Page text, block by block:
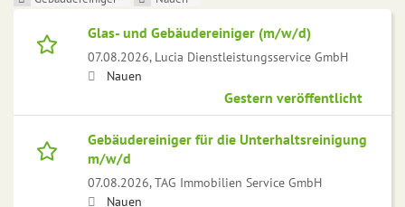
Glas- und Gebäudereiniger (m/w/d)
07.08.2026, Lucia Dienstleistungsservice GmbH
Nauen
Gestern veröffentlicht
Gebäudereiniger für die Unterhaltsreinigung
m/w/d
07.08.2026,TAG Immobilien Service GmbH
Nauen